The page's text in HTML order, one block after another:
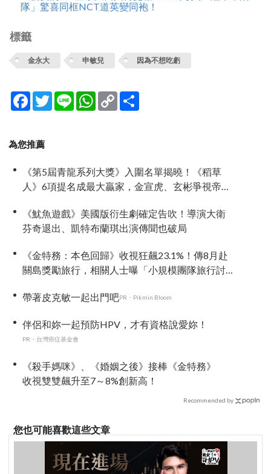
隊」驚喜同框NCT道英變同袍！
標籤
金永大 申敏兒 因為不想吃虧
Facebook
TwitterLine WhatsApp
Copy
Link
為您推薦
《第5屆青龍系列大獎》入圍名單揭曉！《稻草
人》6項提名成最大贏家，金宣虎、玄彬爭視帝，
《魷魚遊戲》美國版衍生劇確定告吹！導演大衛
芬奇退出、凱特布蘭琪出演傳聞也破局
《金特務：本色回歸》收視狂飆23.1%！傳8月赴
關島獎勵旅行，相關人士曝「小規模團隊旅行討
帶著皮克敏一起出門吧PR・Pikmin Bloom
伴侶和妳一起預防HPV，才有資格說愛妳！
PR・台灣癌症基金會
《殺手媽咪》、《婚姻之後》接棒《金特務》
收視雙雙飆升至7～8%創新高！
Recommended by
您也可能喜歡這些文章